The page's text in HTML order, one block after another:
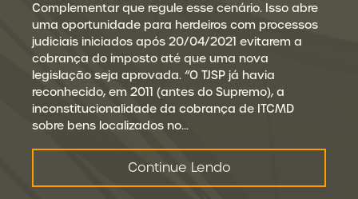
Complementar que regule esse cenário. Isso abre
uma oportunidade para herdeiros com processos
judiciais iniciados após 20/04/2021 evitarem a
cobrança do imposto até que uma nova
legislação seja aprovada. “O TJSP já havia
reconhecido, em 2011 (antes do Supremo), a
inconstitucionalidade da cobrança de ITCMD
sobre bens localizados no…
Continue Lendo